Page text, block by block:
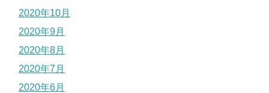
2020年10月
2020年9月
2020年8月
2020年7月
2020年6月